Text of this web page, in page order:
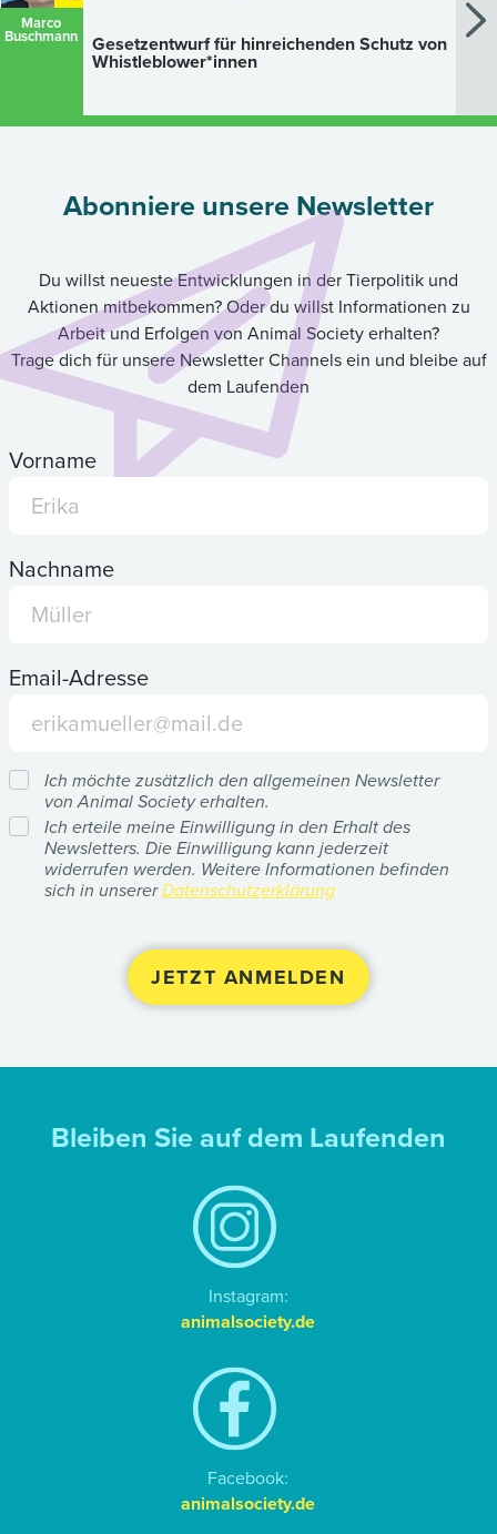
Marco
Buschmann Gesetzentwurf für hinreichenden Schutz von
Whistleblower*innen
Abonniere unsere Newsletter
Du willst neueste Entwicklungen in der Tierpolitik und
Aktionen mitbekommen? Oder du willst Informationen zu
Arbeit und Erfolgen von Animal Society erhalten?
Trage dich für unsere Newsletter Channels ein und bleibe auf
dem Laufenden
Vorname
Nachname
Email-Adresse
Ich möchte zusätzlich den allgemeinen Newsletter
von Animal Society erhalten.
Ich erteile meine Einwilligung in den Erhalt des
Newsletters. Die Einwilligung kann jederzeit
widerrufen werden. Weitere Informationen befinden
sich in unsererDatenschutzerklärung
Bleiben Sie auf dem Laufenden
Instagram:
animalsociety.de
Facebook:
animalsociety.de